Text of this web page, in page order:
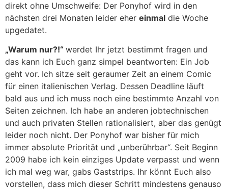
direkt ohne Umschweife: Der Ponyhof wird in den
nächsten drei Monaten leider eher einmal die Woche
upgedatet.
„Warum nur?!“ werdet Ihr jetzt bestimmt fragen und
das kann ich Euch ganz simpel beantworten: Ein Job
geht vor. Ich sitze seit geraumer Zeit an einem Comic
für einen italienischen Verlag. Dessen Deadline läuft
bald aus und ich muss noch eine bestimmte Anzahl von
Seiten zeichnen. Ich habe an anderen jobtechnischen
und auch privaten Stellen rationalisiert, aber das genügt
leider noch nicht. Der Ponyhof war bisher für mich
immer absolute Priorität und „unberührbar“. Seit Beginn
2009 habe ich kein einziges Update verpasst und wenn
ich mal weg war, gabs Gaststrips. Ihr könnt Euch also
vorstellen, dass mich dieser Schritt mindestens genauso